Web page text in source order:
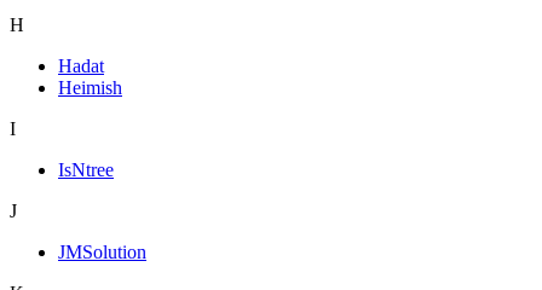
H
Hadat
Heimish
I
IsNtree
J
JMSolution